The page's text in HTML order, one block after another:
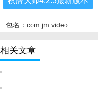
包名：com.jm.video
相关文章